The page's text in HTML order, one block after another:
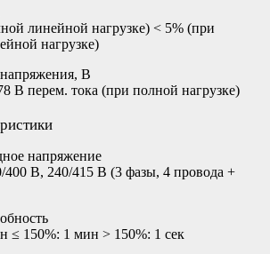
линейной нагрузке) < 5% (при
нагрузке)
В
В перем. тока (при полной нагрузке)
напряжение
400 В, 240/415 В (3 фазы, 4 провода +
≤ 150%: 1 мин > 150%: 1 сек